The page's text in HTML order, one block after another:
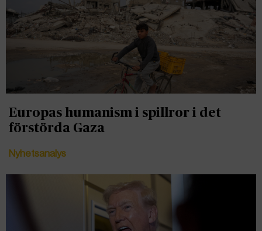
Europas humanism i spillror i det
förstörda Gaza
Nyhetsanalys